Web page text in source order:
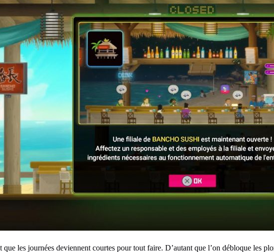
que les journées deviennent courtes pour tout faire. D’autant que l’on débloque les